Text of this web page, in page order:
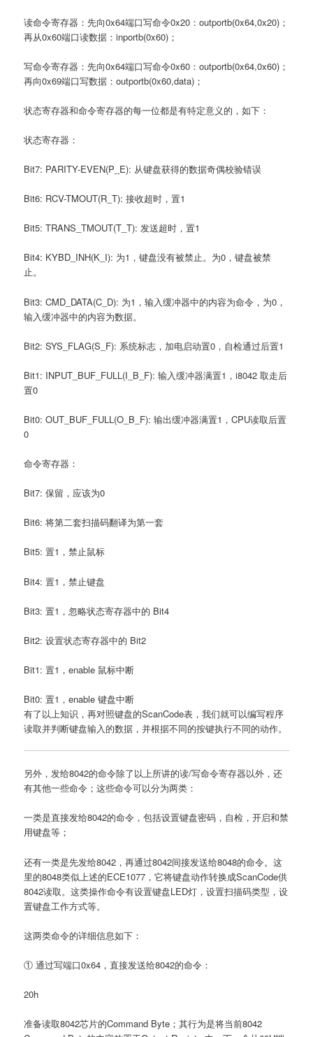
读命令寄存器：先向0x64端口写命令0x20：outportb(0x64,0x20)；
再从0x60端口读数据：inportb(0x60)；
写命令寄存器：先向0x64端口写命令0x60：outportb(0x64,0x60)；
再向0x69端口写数据：outportb(0x60,data)；
状态寄存器和命令寄存器的每一位都是有特定意义的，如下：
状态寄存器：
Bit7: PARITY-EVEN(P_E): 从键盘获得的数据奇偶校验错误
Bit6: RCV-TMOUT(R_T): 接收超时，置1
Bit5: TRANS_TMOUT(T_T): 发送超时，置1
Bit4: KYBD_INH(K_I): 为1，键盘没有被禁止。为0，键盘被禁
止。
Bit3: CMD_DATA(C_D): 为1，输入缓冲器中的内容为命令，为0，
输入缓冲器中的内容为数据。
Bit2: SYS_FLAG(S_F): 系统标志，加电启动置0，自检通过后置1
Bit1: INPUT_BUF_FULL(I_B_F): 输入缓冲器满置1，i8042 取走后
置0
Bit0: OUT_BUF_FULL(O_B_F): 输出缓冲器满置1，CPU读取后置
0
命令寄存器：
Bit7: 保留，应该为0
Bit6: 将第二套扫描码翻译为第一套
Bit5: 置1，禁止鼠标
Bit4: 置1，禁止键盘
Bit3: 置1，忽略状态寄存器中的 Bit4
Bit2: 设置状态寄存器中的 Bit2
Bit1: 置1，enable 鼠标中断
Bit0: 置1，enable 键盘中断
有了以上知识，再对照键盘的ScanCode表，我们就可以编写程序
读取并判断键盘输入的数据，并根据不同的按键执行不同的动作。
另外，发给8042的命令除了以上所讲的读/写命令寄存器以外，还
有其他一些命令；这些命令可以分为两类：
一类是直接发给8042的命令，包括设置键盘密码，自检，开启和禁
用键盘等；
还有一类是先发给8042，再通过8042间接发送给8048的命令。这
里的8048类似上述的ECE1077，它将键盘动作转换成ScanCode供
8042读取。这类操作命令有设置键盘LED灯，设置扫描码类型，设
置键盘工作方式等。
这两类命令的详细信息如下：
① 通过写端口0x64，直接发送给8042的命令：
20h
准备读取8042芯片的Command Byte；其行为是将当前8042